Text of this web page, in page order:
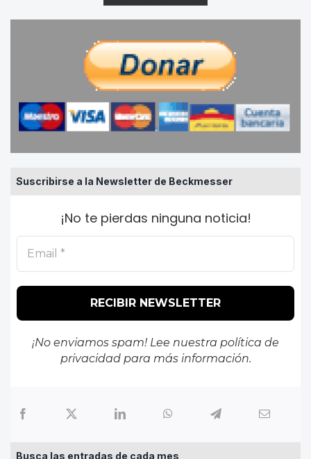
Suscribirse a la Newsletter de Beckmesser
¡No te pierdas ninguna noticia!
¡No enviamos spam! Lee nuestra política de
privacidadpara más información.
Busca las entradas de cada mes